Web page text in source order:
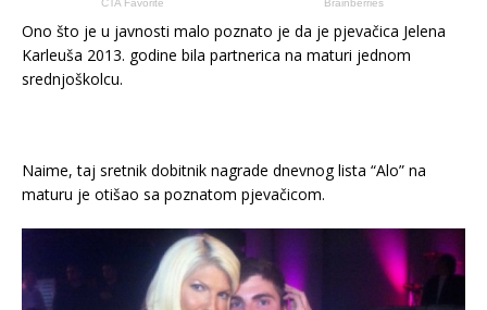
Ono što je u javnosti malo poznato je da je pjevačica Jelena
Karleuša 2013. godine bila partnerica na maturi jednom
srednjoškolcu.
Naime, taj sretnik dobitnik nagrade dnevnog lista “Alo” na
maturu je otišao sa poznatom pjevačicom.